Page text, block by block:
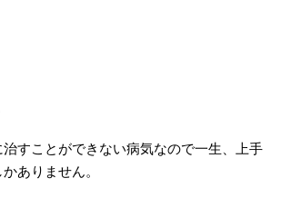
すことができない病気なので一生、上手
ありません。